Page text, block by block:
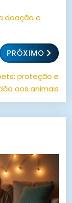
doação e
PRÓXIMO
proteção e
aos animais